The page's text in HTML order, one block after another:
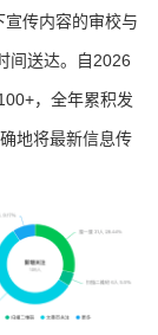
宣传内容的审校与
间送达。自2026
，全年累积发
地将最新信息传